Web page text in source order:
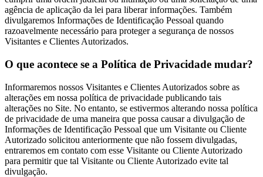
agência de aplicação da lei para liberar informações. Também
divulgaremos Informações de Identificação Pessoal quando
razoavelmente necessário para proteger a segurança de nossos
Visitantes e Clientes Autorizados.
O que acontece se a Política de Privacidade mudar?
Informaremos nossos Visitantes e Clientes Autorizados sobre as
alterações em nossa política de privacidade publicando tais
alterações no Site. No entanto, se estivermos alterando nossa política
de privacidade de uma maneira que possa causar a divulgação de
Informações de Identificação Pessoal que um Visitante ou Cliente
Autorizado solicitou anteriormente que não fossem divulgadas,
entraremos em contato com esse Visitante ou Cliente Autorizado
para permitir que tal Visitante ou Cliente Autorizado evite tal
divulgação.